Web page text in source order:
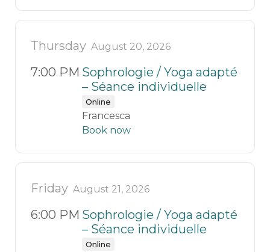
Thursday August 20, 2026
7:00 PM Sophrologie / Yoga adapté
– Séance individuelle
Online
Francesca
Book now
Friday August 21, 2026
6:00 PM Sophrologie / Yoga adapté
– Séance individuelle
Online